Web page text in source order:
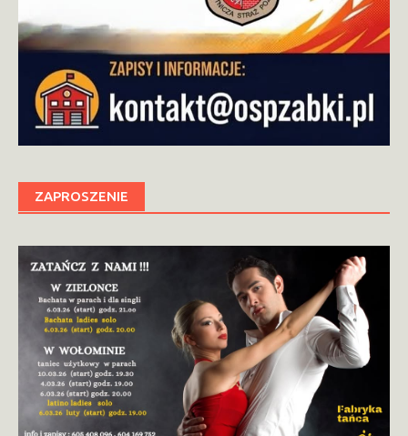
ZAPROSZENIE